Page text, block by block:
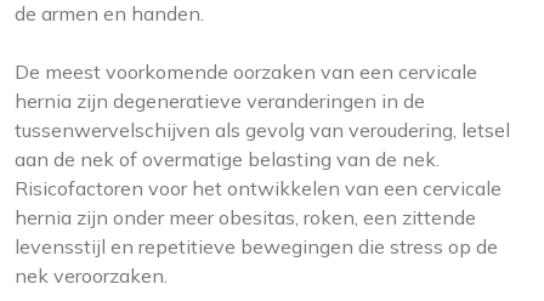
de armen en handen.
De meest voorkomende oorzaken van een cervicale
hernia zijn degeneratieve veranderingen in de
tussenwervelschijven als gevolg van veroudering, letsel
aan de nek of overmatige belasting van de nek.
Risicofactoren voor het ontwikkelen van een cervicale
hernia zijn onder meer obesitas, roken, een zittende
levensstijl en repetitieve bewegingen die stress op de
nek veroorzaken.